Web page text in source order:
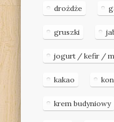
drożdże
gruszki
jogurt / kefir /
kakao
krem budyniowy